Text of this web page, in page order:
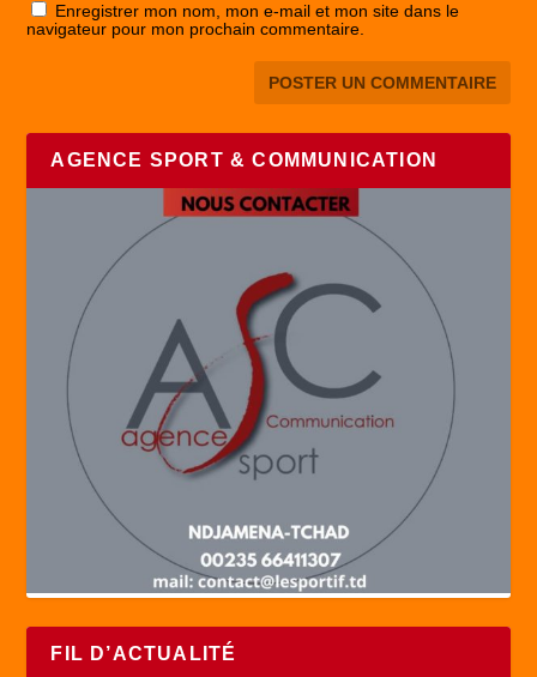
Enregistrer mon nom, mon e-mail et mon site dans le
navigateur pour mon prochain commentaire.
AGENCE SPORT & COMMUNICATION
FIL D’ACTUALITÉ